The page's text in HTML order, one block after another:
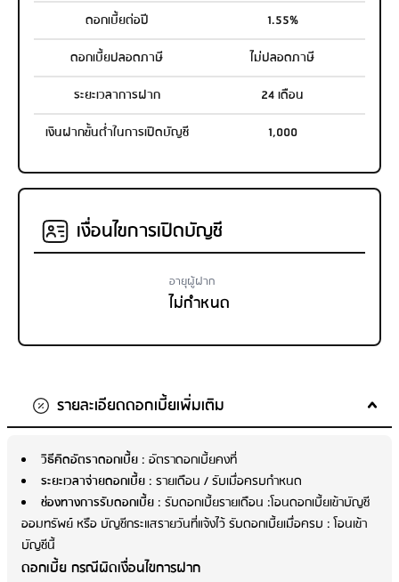
ดอกเบี้ยต่อปี
1.55%
ดอกเบี้ยปลอดภาษี
ไม่ปลอดภาษี
ระยะเวลาการฝาก
24 เดือน
เงินฝากขั้นต่ำในการเปิดบัญชี
1,000
เงื่อนไขการเปิดบัญชี
อายุผู้ฝาก
ไม่กำหนด
รายละเอียดดอกเบี้ยเพิ่มเติม
วิธีคิดอัตราดอกเบี้ย : อัตราดอกเบี้ยคงที่
ระยะเวลาจ่ายดอกเบี้ย : รายเดือน / รับเมื่อครบกำหนด
ช่องทางการรับดอกเบี้ย : รับดอกเบี้ยรายเดือน :โอนดอกเบี้ยเข้าบัญชี
ออมทรัพย์ หรือ บัญชีกระแสรายวันที่แจ้งไว้ รับดอกเบี้ยเมื่อครบ : โอนเข้า
บัญชีนี้
ดอกเบี้ย กรณีผิดเงื่อนไขการฝาก